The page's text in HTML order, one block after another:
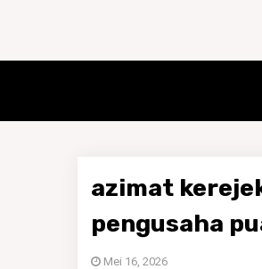
azimat
pengusaha
Mei 16, 2026